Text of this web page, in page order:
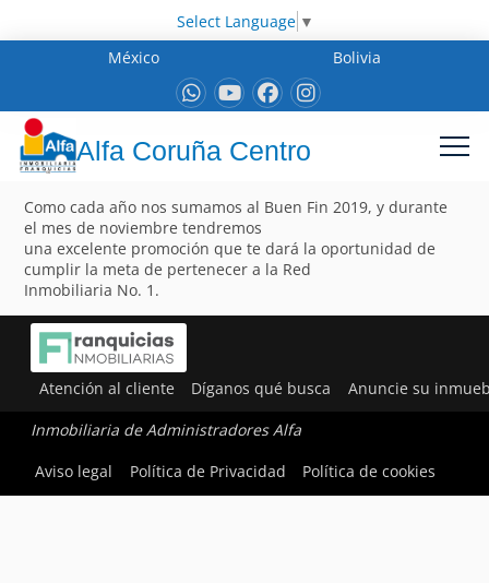
Select Language ▼
México
Bolivia
Alfa Coruña Centro
Como cada año nos sumamos al Buen Fin 2019, y durante
el mes de noviembre tendremos
una excelente promoción que te dará la oportunidad de
cumplir la meta de pertenecer a la Red
Inmobiliaria No. 1.
Atención al cliente Díganos qué busca Anuncie su
Inmobiliaria de Administradores Alfa
Aviso legal
Política de Privacidad Política de cookies